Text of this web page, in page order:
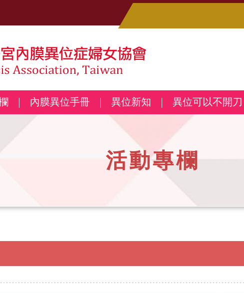
內膜異位手冊 異位新知 異位可以不開刀
活動專欄